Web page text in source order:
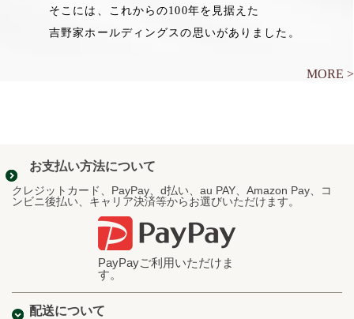
そこには、これからの100年を見据えた
吉野家ホールディングスの思いがありました。
MORE >
お支払い方法について
クレジットカード、PayPay、d払い、au PAY、Amazon Pay、コ
ンビニ後払い、キャリア決済等からお選びいただけます。
PayPayご利用いただけま
す。
配送について